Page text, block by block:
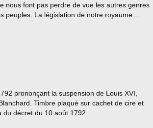
nous font pas perdre de vue les autres genres
La législation de notre royaume...
prononçant la suspension de Louis XVI,
Timbre plaqué sur cachet de cire et
décret du 10 août 1792....